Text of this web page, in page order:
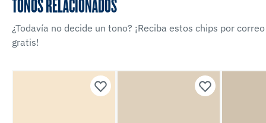
¿Todavía no decide un tono? ¡Reciba estos chips por correo
gratis!